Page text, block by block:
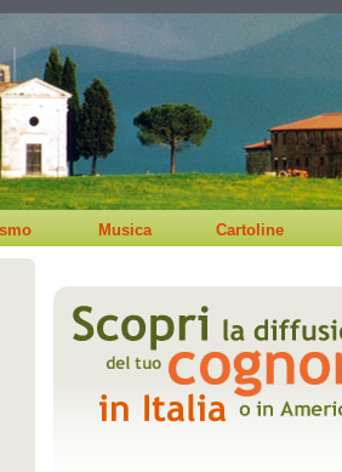
Musica Cartoline